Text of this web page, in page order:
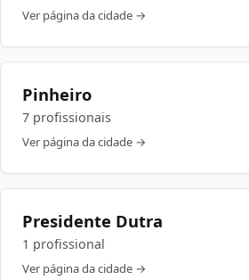
Ver página da cidade →
Pinheiro
7 profissionais
Ver página da cidade →
Presidente Dutra
1 profissional
Ver página da cidade →